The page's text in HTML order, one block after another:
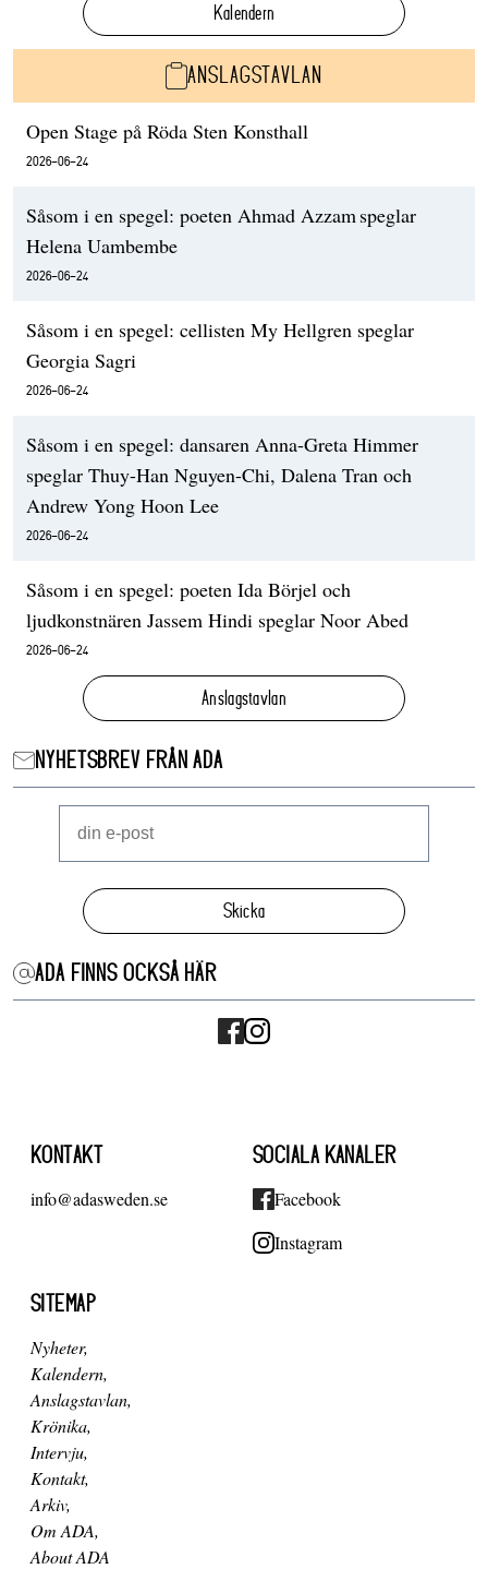
Kalendern
ANSLAGSTAVLAN
Open Stage på Röda Sten Konsthall
2026-06-24
Såsom i en spegel: poeten Ahmad Azzam speglar
Helena Uambembe
2026-06-24
Såsom i en spegel: cellisten My Hellgren speglar
Georgia Sagri
2026-06-24
Såsom i en spegel: dansaren Anna-Greta Himmer
speglar Thuy-Han Nguyen-Chi, Dalena Tran och
Andrew Yong Hoon Lee
2026-06-24
Såsom i en spegel: poeten Ida Börjel och
ljudkonstnären Jassem Hindi speglar Noor Abed
2026-06-24
Anslagstavlan
NYHETSBREV FRÅN ADA
Skicka
ADA FINNS OCKSÅ HÄR
KONTAKT
info@adasweden.se
SOCIALA KANALER
Facebook
Instagram
SITEMAP
Nyheter
Kalendern
Anslagstavlan
Krönika
Intervju
Kontakt
Arkiv
Om ADA
About ADA